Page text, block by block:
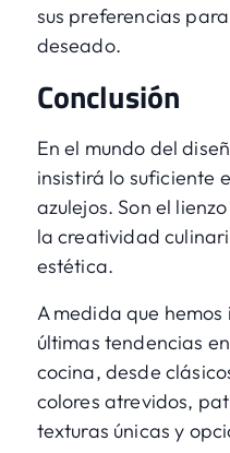
sus preferencias
deseado.
Conclusión
En el mundo del
insistirá lo suficiente
azulejos. Son el
la creatividad
estética.
A medida que
últimas tendencias
cocina, desde
colores atrevidos,
texturas únicas y